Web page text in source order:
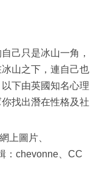
己只是冰山一角，
山之下，連自己也
下由英國知名心理
找出潛在性格及社
上圖片、
：chevonne、CC